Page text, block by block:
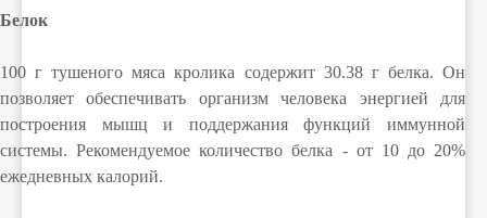
Белок
100 г тушеного мяса кролика содержит 30.38 г белка. Он
позволяет обеспечивать организм человека энергией для
построения мышц и поддержания функций иммунной
системы. Рекомендуемое количество белка - от 10 до 20%
ежедневных калорий.